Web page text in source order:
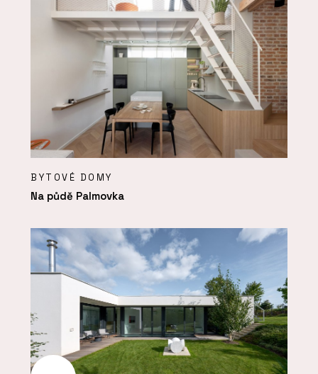
BYTOVÉ DOMY
Na půdě Palmovka